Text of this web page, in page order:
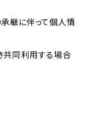
承継に伴って個人情
共同利用する場合